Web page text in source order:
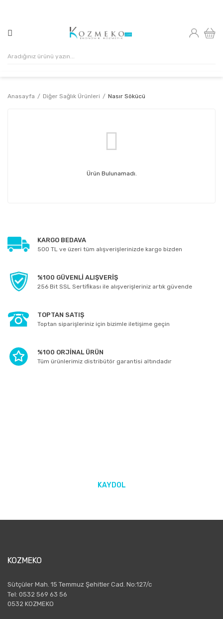
Anasayfa Diğer Sağlık Ürünleri Nasır Sökücü
Ürün Bulunamadı.
KARGO BEDAVA
500 TL ve üzeri tüm alışverişlerinizde kargo bizden
%100 GÜVENLİ ALIŞVERİŞ
256 Bit SSL Sertifikası ile alışverişleriniz artık güvende
TOPTAN SATIŞ
Toptan siparişleriniz için bizimle iletişime geçin
%100 ORJİNAL ÜRÜN
Tüm ürünlerimiz distribütör garantisi altındadır
KAYDOL
KOZMEKO
Sütçüler Mah. 15 Temmuz Şehitler Cad. No:127/c
Tel: 0532 569 63 56
0532 KOZMEKO